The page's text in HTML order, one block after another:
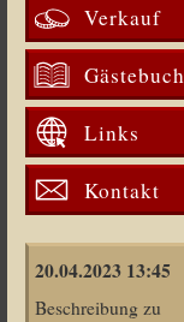
Verkauf
Gästebuch
Links
Kontakt
20.04.2023 13:45
Beschreibung zu